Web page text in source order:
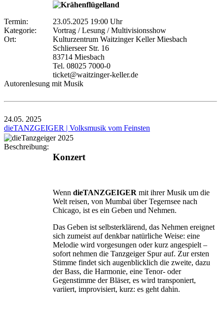
Termin:
23.05.2025 19:00 Uhr
Kategorie:
Vortrag / Lesung / Multivisionsshow
Ort:
Kulturzentrum Waitzinger Keller Miesbach
Schlierseer Str. 16
83714 Miesbach
Tel. 08025 7000-0
ticket@waitzinger-keller.de
Autorenlesung mit Musik
24.05. 2025
dieTANZGEIGER | Volksmusik vom Feinsten
Beschreibung:
Konzert
Wenn dieTANZGEIGER mit ihrer Musik um die
Welt reisen, von Mumbai über Tegernsee nach
Chicago, ist es ein Geben und Nehmen.
Das Geben ist selbsterklärend, das Nehmen ereignet
sich zumeist auf denkbar natürliche Weise: eine
Melodie wird vorgesungen oder kurz angespielt –
sofort nehmen die Tanzgeiger Spur auf. Zur ersten
Stimme findet sich augenblicklich die zweite, dazu
der Bass, die Harmonie, eine Tenor- oder
Gegenstimme der Bläser, es wird transponiert,
variiert, improvisiert, kurz: es geht dahin.